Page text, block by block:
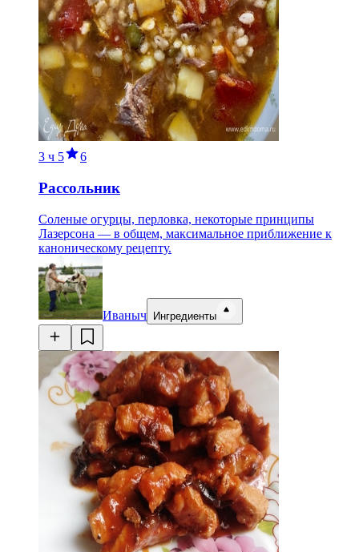
3 ч 5 6
Рассольник
Соленые огурцы, перловка, некоторые принципы
Лазерсона — в общем, максимальное приближение к
каноническому рецепту.
Иваныч Ингредиенты